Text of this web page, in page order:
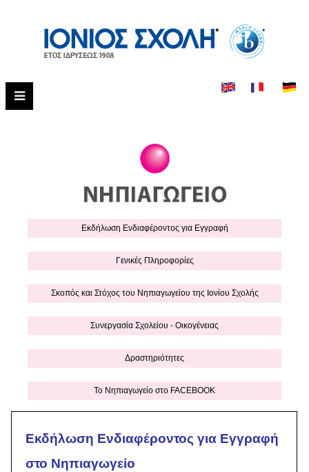
Εκδήλωση Eνδιαφέροντος για Εγγραφή
Γενικές Πληροφορίες
Σκοπός και Στόχος του Νηπιαγωγείου της Ιονίου Σχολής
Συνεργασία Σχολείου - Οικογένειας
Δραστηριότητες
Το Νηπιαγωγείο στο FACEBOOK
Εκδήλωση Ενδιαφέροντος για Εγγραφή
στο Νηπιαγωγείο